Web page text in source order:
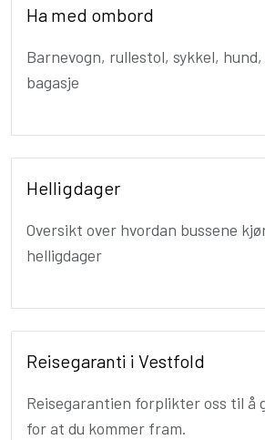
Ha med ombord
Barnevogn, rullestol, sykkel, hund,
bagasje
Helligdager
Oversikt over hvordan bussene
helligdager
Reisegaranti i Vestfold
Reisegarantien forplikter oss til å
for at du kommer fram.